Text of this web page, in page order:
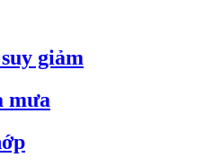
giảm
mưa